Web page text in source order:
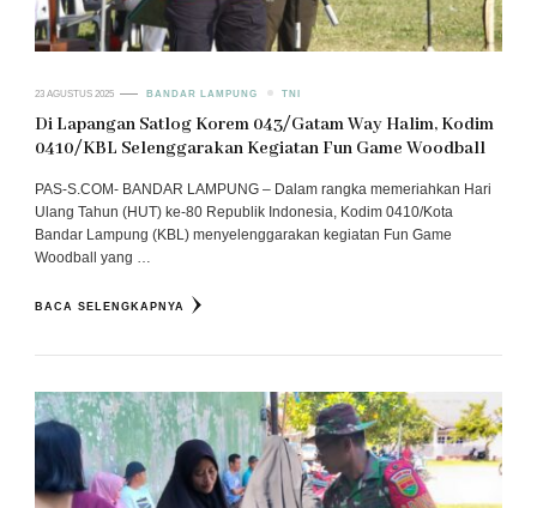
23 AGUSTUS 2025 BANDAR LAMPUNG TNI
Di Lapangan Satlog Korem 043/Gatam Way Halim, Kodim
0410/KBL Selenggarakan Kegiatan Fun Game Woodball
PAS-S.COM- BANDAR LAMPUNG – Dalam rangka memeriahkan Hari
Ulang Tahun (HUT) ke-80 Republik Indonesia, Kodim 0410/Kota
Bandar Lampung (KBL) menyelenggarakan kegiatan Fun Game
Woodball yang …
BACA SELENGKAPNYA